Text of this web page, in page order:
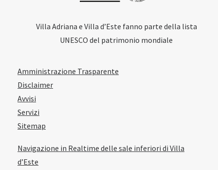
Villa Adriana e Villa d’Este fanno parte della lista
UNESCO del patrimonio mondiale
Amministrazione Trasparente
Disclaimer
Avvisi
Servizi
Sitemap
Navigazione in Realtime delle sale inferiori di Villa
d’Este